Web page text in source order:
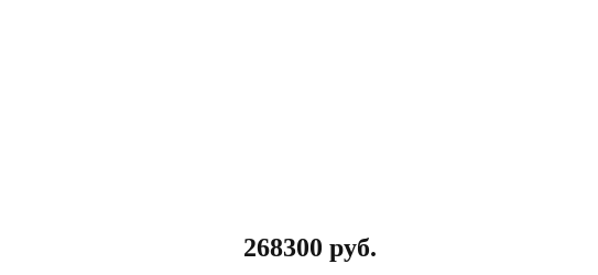
268300 руб.